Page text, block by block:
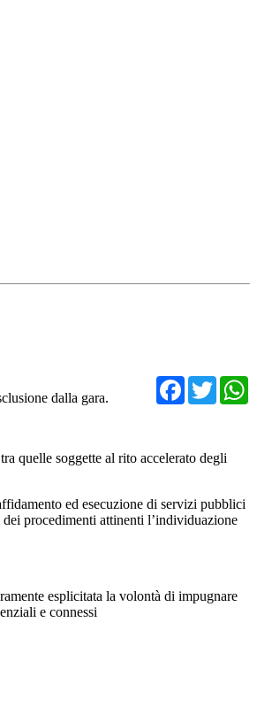
dalla gara.
quelle soggette al rito accelerato degli
ed esecuzione di servizi pubblici
procedimenti attinenti l’individuazione
esplicitata la volontà di impugnare
e connessi